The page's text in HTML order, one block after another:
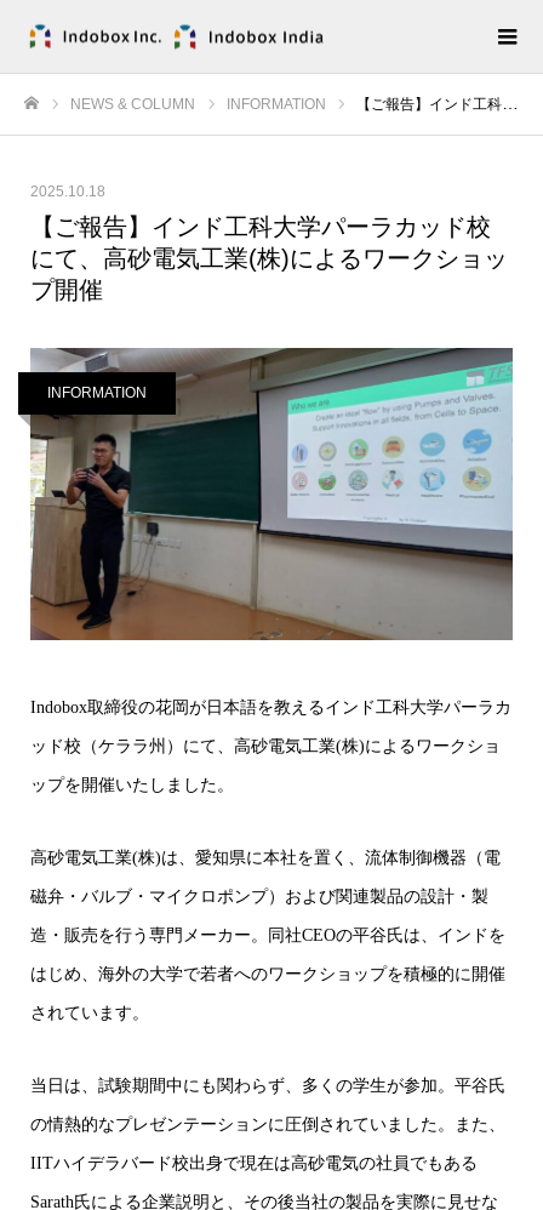
NEWS & COLUMN INFORMATION 【ご報告】インド工科大学パーラカッド校にて、高砂電気工業(株)によるワークショップ開催
2025.10.18
【ご報告】インド工科大学パーラカッド校
にて、高砂電気工業(株)によるワークショッ
プ開催
INFORMATION
Indobox取締役の花岡が日本語を教えるインド工科大学パーラカ
ッド校（ケララ州）にて、高砂電気工業(株)によるワークショ
ップを開催いたしました。
高砂電気工業(株)は、愛知県に本社を置く、流体制御機器（電
磁弁・バルブ・マイクロポンプ）および関連製品の設計・製
造・販売を行う専門メーカー。同社CEOの平谷氏は、インドを
はじめ、海外の大学で若者へのワークショップを積極的に開催
されています。
当日は、試験期間中にも関わらず、多くの学生が参加。平谷氏
の情熱的なプレゼンテーションに圧倒されていました。また、
IITハイデラバード校出身で現在は高砂電気の社員でもある
Sarath氏による企業説明と、その後当社の製品を実際に見せな